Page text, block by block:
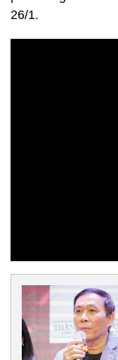
26/1.